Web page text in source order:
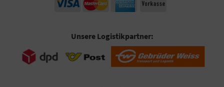
Unsere Logistikpartner: